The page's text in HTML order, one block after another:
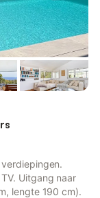
Uitgang naar
lengte 190 cm).